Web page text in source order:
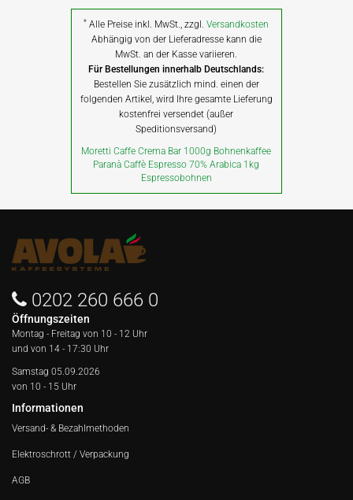
* Alle Preise inkl. MwSt., zzgl.Versandkosten
Abhängig von der Lieferadresse kann die
MwSt. an der Kasse variieren.
Für Bestellungen innerhalb Deutschlands:
Bestellen Sie zusätzlich mind. einen der
folgenden Artikel, wird Ihre gesamte Lieferung
kostenfrei versendet (außer
Speditionsversand)
Moretti Caffe Crema Bar 1000g Bohnenkaffee
Paranà Caffè Espresso 70% Arabica 1kg
Espressobohnen
0202 260 666 0
Öffnungszeiten
Montag - Freitag von 10 - 12 Uhr
und von 14 - 17:30 Uhr
Samstag 05.09.2026
von 10 - 15 Uhr
Informationen
Versand- & Bezahlmethoden
Elektroschrott / Verpackung
AGB